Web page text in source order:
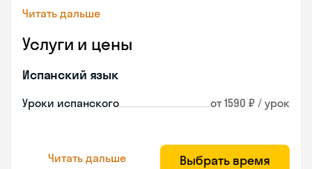
Читать дальше
Услуги и цены
Испанский язык
Уроки испанского от 1590 ₽ / урок
Читать дальше Выбрать время